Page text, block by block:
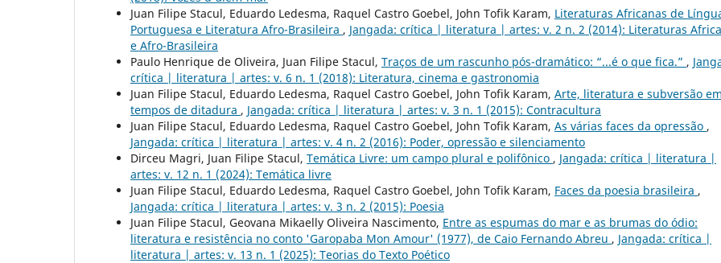
Juan Filipe Stacul, Eduardo Ledesma, Raquel Castro Goebel, John Tofik Karam, Literaturas Africanas de
Portuguesa e Literatura Afro-Brasileira , Jangada: crítica | literatura | artes: v. 2 n. 2 (2014): Literaturas
e Afro-Brasileira
Paulo Henrique de Oliveira, Juan Filipe Stacul, Traços de um rascunho pós-dramático: “...é o que fica.” ,
crítica | literatura | artes: v. 6 n. 1 (2018): Literatura, cinema e gastronomia
Juan Filipe Stacul, Eduardo Ledesma, Raquel Castro Goebel, John Tofik Karam, Arte, literatura e subversão em
tempos de ditadura , Jangada: crítica | literatura | artes: v. 3 n. 1 (2015): Contracultura
Juan Filipe Stacul, Eduardo Ledesma, Raquel Castro Goebel, John Tofik Karam, As várias faces da opressão ,
Jangada: crítica | literatura | artes: v. 4 n. 2 (2016): Poder, opressão e silenciamento
Dirceu Magri, Juan Filipe Stacul, Temática Livre: um campo plural e polifônico , Jangada: crítica | literatura |
artes: v. 12 n. 1 (2024): Temática livre
Juan Filipe Stacul, Eduardo Ledesma, Raquel Castro Goebel, John Tofik Karam, Faces da poesia brasileira ,
Jangada: crítica | literatura | artes: v. 3 n. 2 (2015): Poesia
Juan Filipe Stacul, Geovana Mikaelly Oliveira Nascimento, Entre as espumas do mar e as brumas do ódio:
literatura e resistência no conto 'Garopaba Mon Amour' (1977), de Caio Fernando Abreu , Jangada: crítica |
literatura | artes: v. 13 n. 1 (2025): Teorias do Texto Poético